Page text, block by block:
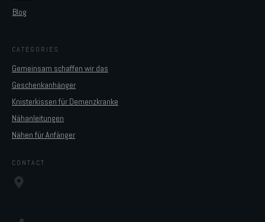
Blog
CATEGORIES
Gemeinsam schaffen wir das
Geschenkanhänger
Knisterkissen für Demenzkranke
Nähanleitungen
Nähen für Anfänger
CONTACT